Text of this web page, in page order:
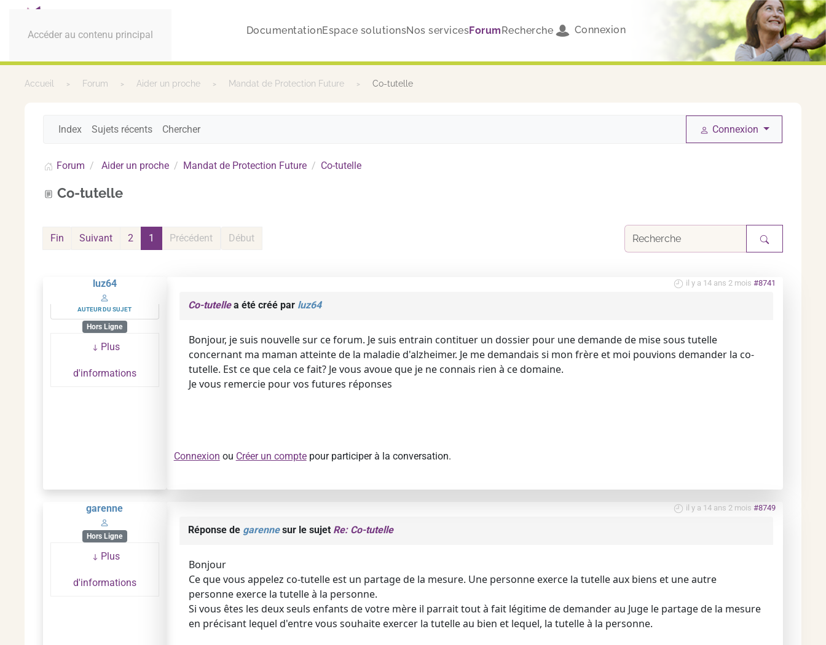
Accéder au contenu principal DocumentationEspace solutionsNos servicesForumRecherche Connexion
Accueil Forum Aider un proche Mandat de Protection Future Co-tutelle
Index Sujets récents Chercher Connexion
Forum Aider un proche Mandat de Protection Future Co-tutelle
Co-tutelle
Début
Précédent
1
2
Suivant
Fin
luz64
AUTEUR DU SUJET
Hors Ligne
Plus
d'informations
il y a 14 ans 2 mois #8741
Co-tutellea été créé par luz64
Bonjour, je suis nouvelle sur ce forum. Je suis entrain contituer un dossier pour une demande de mise sous tutelle
concernant ma maman atteinte de la maladie d'alzheimer. Je me demandais si mon frère et moi pouvions demander la co-
tutelle. Est ce que cela ce fait? Je vous avoue que je ne connais rien à ce domaine.
Je vous remercie pour vos futures réponses
Connexion ou Créer un comptepour participer à la conversation.
garenne
Hors Ligne
Plus
d'informations
il y a 14 ans 2 mois #8749
Réponse de garennesur le sujet Re: Co-tutelle
Bonjour
Ce que vous appelez co-tutelle est un partage de la mesure. Une personne exerce la tutelle aux biens et une autre
personne exerce la tutelle à la personne.
Si vous êtes les deux seuls enfants de votre mère il parrait tout à fait légitime de demander au Juge le partage de la mesure
en précisant lequel d'entre vous souhaite exercer la tutelle au bien et lequel, la tutelle à la personne.